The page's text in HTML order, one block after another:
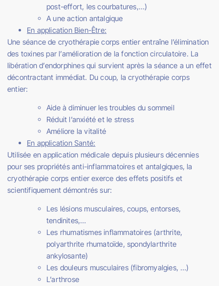
post-effort, les courbatures,…)
A une action antalgique
En application Bien-Être:
Une séance de cryothérapie corps entier entraîne l’élimination
des toxines par l’amélioration de la fonction circulatoire. La
libération d’endorphines qui survient après la séance a un effet
décontractant immédiat. Du coup, la cryothérapie corps
entier:
Aide à diminuer les troubles du sommeil
Réduit l’anxiété et le stress
Améliore la vitalité
En application Santé:
Utilisée en application médicale depuis plusieurs décennies
pour ses propriétés anti-inflammatoires et antalgiques, la
cryothérapie corps entier exerce des effets positifs et
scientifiquement démontrés sur:
Les lésions musculaires, coups, entorses,
tendinites,…
Les rhumatismes inflammatoires (arthrite,
polyarthrite rhumatoïde, spondylarthrite
ankylosante)
Les douleurs musculaires (fibromyalgies, …)
L’arthrose